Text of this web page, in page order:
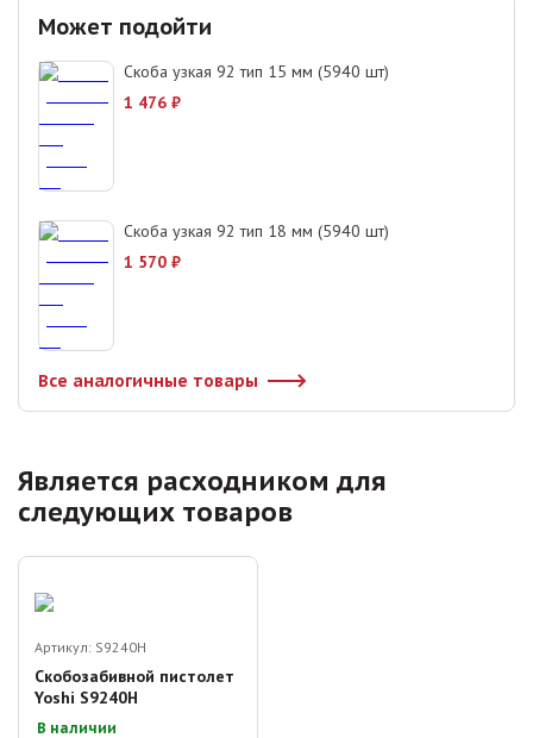
Может подойти
Скоба узкая 92 тип 15 мм (5940 шт)
1 476 ₽
Скоба узкая 92 тип 18 мм (5940 шт)
1 570 ₽
Все аналогичные товары
Является расходником для
следующих товаров
Артикул: S9240H
Скобозабивной пистолет
Yoshi S9240H
В наличии